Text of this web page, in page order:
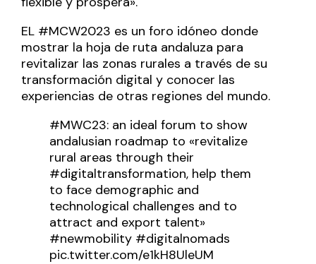
EL #MCW2023 es un foro idóneo donde
mostrar la hoja de ruta andaluza para
revitalizar las zonas rurales a través de su
transformación digital y conocer las
experiencias de otras regiones del mundo.
#MWC23: an ideal forum to show
andalusian roadmap to «revitalize
rural areas through their
#digitaltransformation, help them
to face demographic and
technological challenges and to
attract and export talent»
#newmobility #digitalnomads
pic.twitter.com/e1kH8UleUM